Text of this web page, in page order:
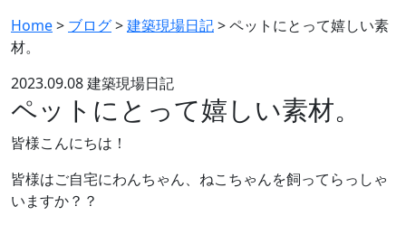
Home> ブログ>建築現場日記>ペットにとって嬉しい素
材。
2023.09.08建築現場日記
ペットにとって嬉しい素材。
皆様こんにちは！
皆様はご自宅にわんちゃん、ねこちゃんを飼ってらっしゃ
いますか？？